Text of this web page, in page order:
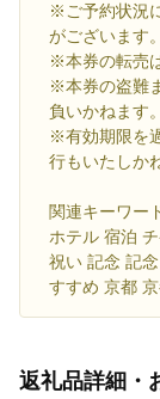
※ご予約状況
がございます。
※本券の転売
※本券の盗難
負いかねます。
※有効期限を
行もいたしか
関連キーワー
ホテル 宿泊
祝い 記念 記
すすめ 京都
返礼品詳細・